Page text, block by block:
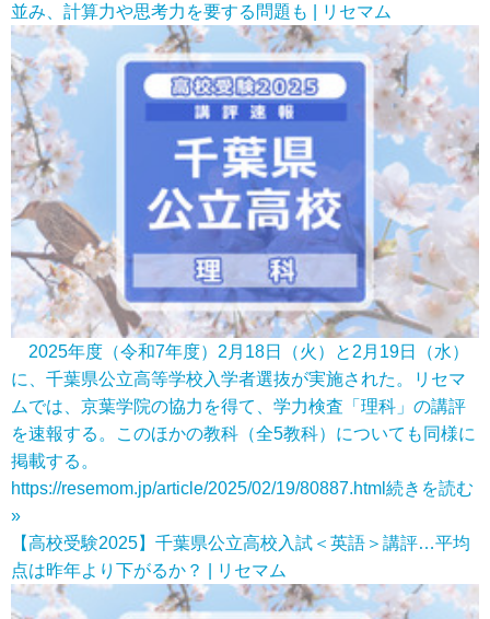
並み、計算力や思考力を要する問題も | リセマム
2025年度（令和7年度）2月18日（火）と2月19日（水）
に、千葉県公立高等学校入学者選抜が実施された。リセマ
ムでは、京葉学院の協力を得て、学力検査「理科」の講評
を速報する。このほかの教科（全5教科）についても同様に
掲載する。
https://resemom.jp/article/2025/02/19/80887.html 続きを読む
»
【高校受験2025】千葉県公立高校入試＜英語＞講評…平均
点は昨年より下がるか？ | リセマム